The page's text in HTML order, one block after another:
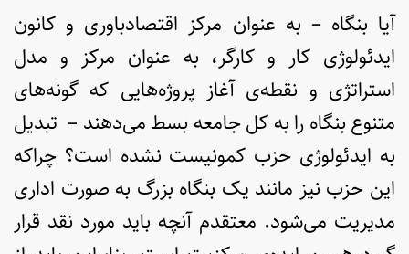
آیا بنگاه – به عنوان مرکز اقتصادباوری و کانون
ایدئولوژی کار و کارگر، به عنوان مرکز و مدل
استراتژی و نقطه‌ی آغاز پروژه‌هایی که گونه‌های
متنوع بنگاه را به کل جامعه بسط می‌دهند – تبدیل
به ایدئولوژی حزب کمونیست نشده است؟ چراکه
این حزب نیز مانند یک بنگاه بزرگ به صورت اداری
مدیریت می‌شود. معتقدم آنچه باید مورد نقد قرار